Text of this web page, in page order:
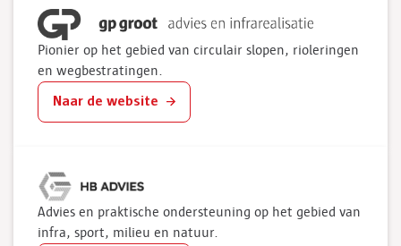
Pionier op het gebied van circulair slopen, rioleringen
en wegbestratingen.
Naar de website
Advies en praktische ondersteuning op het gebied van
infra, sport, milieu en natuur.